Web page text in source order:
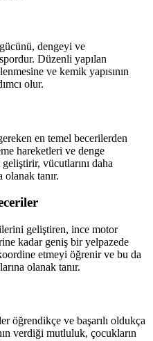
dengeyi ve
Düzenli yapılan
ve kemik yapısının
olur.
en temel becerilerden
hareketleri ve denge
geliştirir, vücutlarını daha
tanır.
geliştiren, ince motor
kadar geniş bir yelpazede
etmeyi öğrenir ve bu da
olanak tanır.
öğrendikçe ve başarılı oldukça
verdiği mutluluk, çocukların